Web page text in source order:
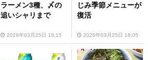
ラーメン3種、〆の
追いシャリまで
2026年03月25日 16:15
じみ季節メニューが
復活
2026年03月25日 18:05